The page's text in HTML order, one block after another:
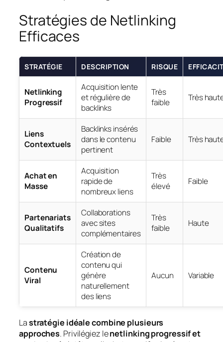
Stratégies de Netlinking
Efficaces
STRATÉGIE DESCRIPTION RISQUE
Netlinking
Progressif
Acquisition lente
et régulière de
backlinks
Très
faible
Très
Liens
Contextuels
Backlinks insérés
dans le contenu
pertinent
Faible Très
Achat en
Masse
Acquisition
rapide de
nombreux liens
Très
élevé
Faible
Partenariats
Qualitatifs
Collaborations
avec sites
complémentaires
Très
faible
Haute
Contenu
Viral
Création de
contenu qui
génère
naturellement
des liens
Aucun Variable
Lastratégie idéale combine plusieurs
approches. Privilégiez lenetlinking progressif et